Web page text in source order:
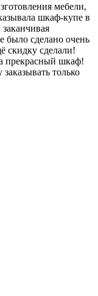
мебели,
шкаф-купе в
было сделано очень
скидку сделали!
прекрасный шкаф!
только